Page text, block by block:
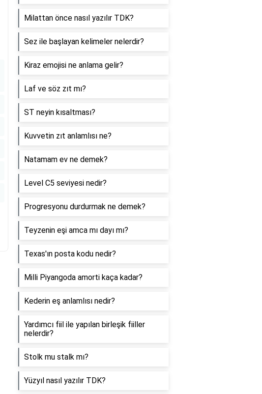
Milattan önce nasıl yazılır TDK?
Sez ile başlayan kelimeler nelerdir?
Kiraz emojisi ne anlama gelir?
Laf ve söz zıt mı?
ST neyin kısaltması?
Kuvvetin zıt anlamlısı ne?
Natamam ev ne demek?
Level C5 seviyesi nedir?
Progresyonu durdurmak ne demek?
Teyzenin eşi amca mı dayı mı?
Texas'ın posta kodu nedir?
Milli Piyangoda amorti kaça kadar?
Kederin eş anlamlısı nedir?
Yardımcı fiil ile yapılan birleşik fiiller
nelerdir?
Stolk mu stalk mı?
Yüzyıl nasıl yazılır TDK?